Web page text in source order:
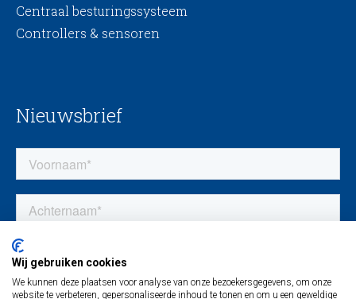
Centraal besturingssysteem
Controllers & sensoren
Nieuwsbrief
Wij gebruiken cookies
We kunnen deze plaatsen voor analyse van onze bezoekersgegevens, om onze
website te verbeteren, gepersonaliseerde inhoud te tonen en om u een geweldige